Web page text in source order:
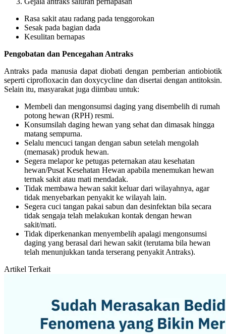
Rasa sakit atau radang pada tenggorokan
Sesak pada bagian dada
Kesulitan bernapas
Pengobatan dan Pencegahan Antraks
Antraks pada manusia dapat diobati dengan pemberian antiobiotik
seperti ciprofloxacin dan doxycycline dan disertai dengan antitoksin.
Selain itu, masyarakat juga diimbau untuk:
Membeli dan mengonsumsi daging yang disembelih di rumah
potong hewan (RPH) resmi.
Konsumsilah daging hewan yang sehat dan dimasak hingga
matang sempurna.
Selalu mencuci tangan dengan sabun setelah mengolah
(memasak) produk hewan.
Segera melapor ke petugas peternakan atau kesehatan
hewan/Pusat Kesehatan Hewan apabila menemukan hewan
ternak sakit atau mati mendadak.
Tidak membawa hewan sakit keluar dari wilayahnya, agar
tidak menyebarkan penyakit ke wilayah lain.
Segera cuci tangan pakai sabun dan desinfektan bila secara
tidak sengaja telah melakukan kontak dengan hewan
sakit/mati.
Tidak diperkenankan menyembelih apalagi mengonsumsi
daging yang berasal dari hewan sakit (terutama bila hewan
telah menunjukkan tanda terserang penyakit Antraks).
Artikel Terkait